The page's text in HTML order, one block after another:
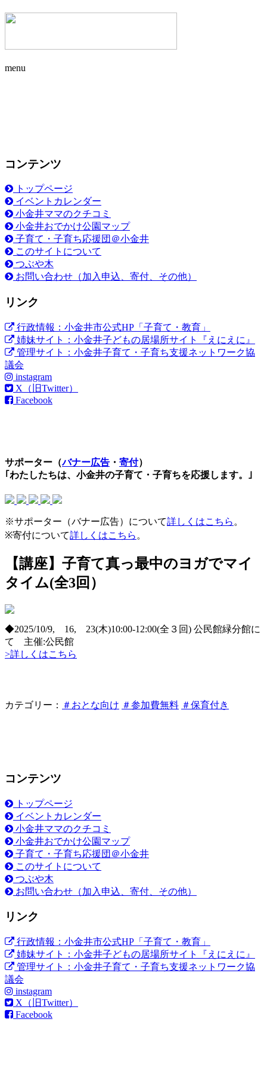
menu
コンテンツ
トップページ
イベントカレンダー
小金井ママのクチコミ
小金井おでかけ公園マップ
子育て・子育ち応援団＠小金井
このサイトについて
つぶや木
お問い合わせ（加入申込、寄付、その他）
リンク
行政情報：小金井市公式HP「子育て・教育」
姉妹サイト：小金井子どもの居場所サイト『えにえに』
管理サイト：小金井子育て・子育ち支援ネットワーク協
議会
instagram
X（旧Twitter）
Facebook
サポーター（バナー広告 ・ 寄付）
｢わたしたちは、小金井の子育て・子育ちを応援します。｣
※サポーター（バナー広告）について詳しくはこちら 。
※寄付について詳しくはこちら 。
【講座】子育て真っ最中のヨガでマイ
タイム(全3回）
◆2025/10/9, 16, 23(木)10:00-12:00(全３回) 公民館緑分館に
て 主催:公民館
>詳しくはこちら
カテゴリー： ＃おとな向け ＃参加費無料 ＃保育付き
コンテンツ
トップページ
イベントカレンダー
小金井ママのクチコミ
小金井おでかけ公園マップ
子育て・子育ち応援団＠小金井
このサイトについて
つぶや木
お問い合わせ（加入申込、寄付、その他）
リンク
行政情報：小金井市公式HP「子育て・教育」
姉妹サイト：小金井子どもの居場所サイト『えにえに』
管理サイト：小金井子育て・子育ち支援ネットワーク協
議会
instagram
X（旧Twitter）
Facebook